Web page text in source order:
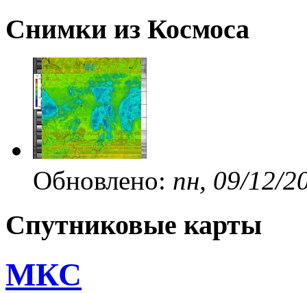
Снимки из Космоса
Обновлено: пн, 09/12/
Спутниковые карты
МКС